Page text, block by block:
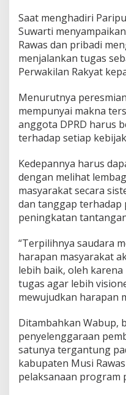
a
t
e
n
u
i
R
a
w
a
M
a
s
B
h
k
t
2
0
1
-
2
0
4
S
Saat menghadiri
Suwarti
Rawas dan pribadi
menjalankan tugas
Perwakilan Rakyat
Menurutnya
mempunyai makna
anggota DPRD harus
terhadap setiap
Kedepannya harus
dengan melihat
masyarakat secara
dan tanggap terhadap
peningkatan
“Terpilihnya saudara
harapan masyarakat
lebih baik, oleh
tugas agar lebih
mewujudkan harapan
Ditambahkan Wabup,
penyelenggaraan
satunya tergantung
kabupaten Musi
pelaksanaan program